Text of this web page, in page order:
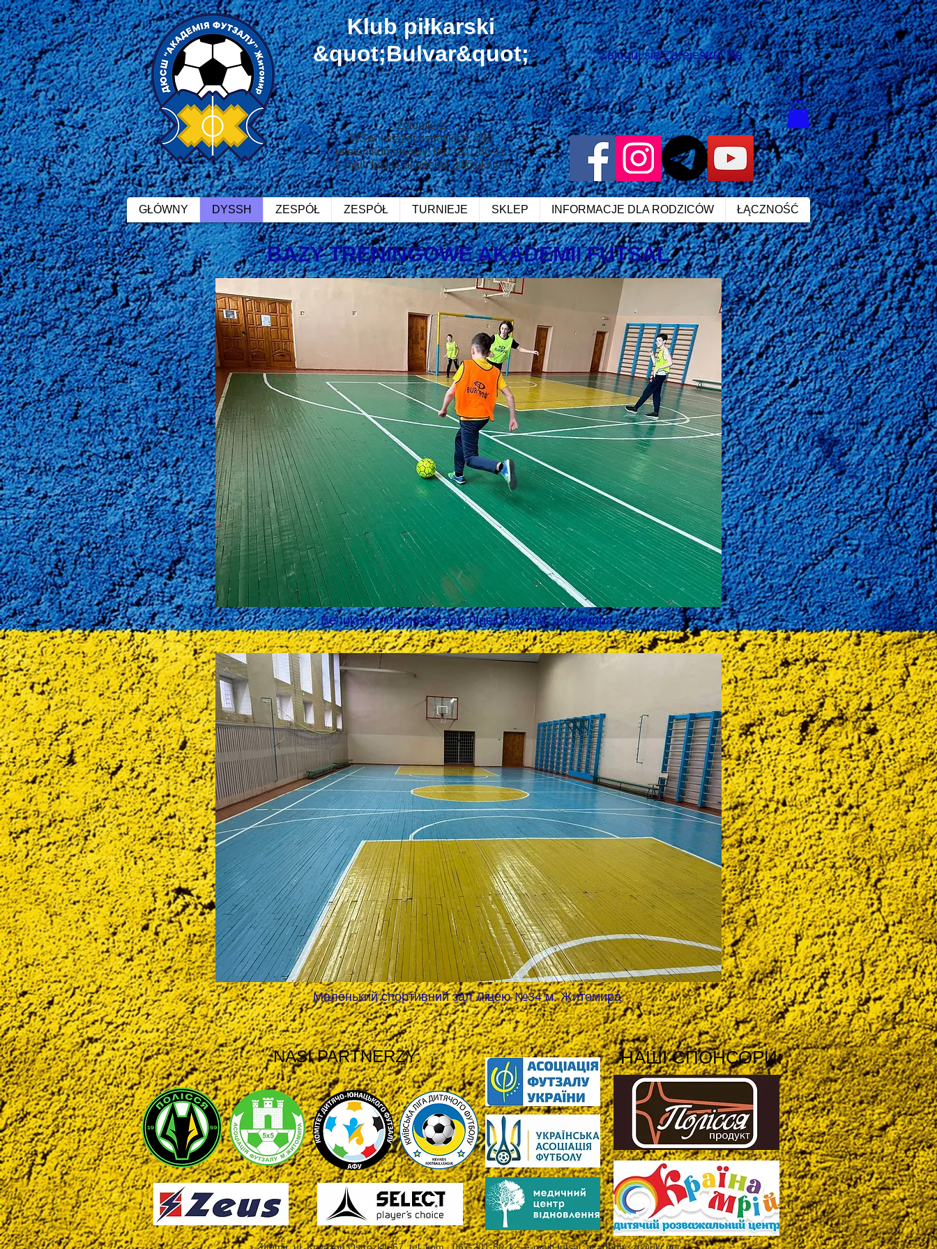
Klub piłkarski
&quot;Bulvar&quot;
Żytomierz
WŚw. książąt ostroskich, 79a
telefon komórkowy: 067-201-80-12
e-mail:futsal_academy_zt@ukr.net
Zaloguj się/Zarejestruj się
GŁÓWNY DYSSH ZESPÓŁ ZESPÓŁ TURNIEJE SKLEP INFORMACJE DLA RODZICÓW ŁĄCZNOŚĆ
BAZY TRENINGOWE AKADEMII FUTSAL
Великий спортивний зал Ліцею №34 м. Житомира
Маленький спортивний зал Ліцею №34 м. Житомира
NASI PARTNERZY: НАШІ СПОНСОРИ:
ŻItomir, ul. Knyazou Ostrozkih 67, tel. kom.: 067-201-80-12, e-mail:futsal_academy_zt@ukr.net